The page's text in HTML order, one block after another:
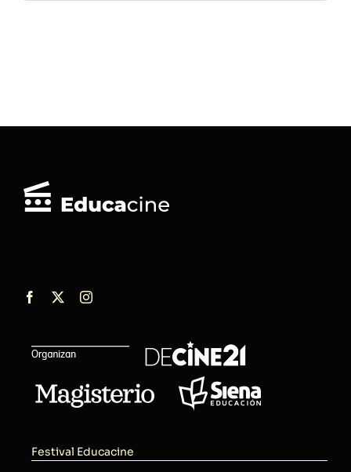
Festival Educacine